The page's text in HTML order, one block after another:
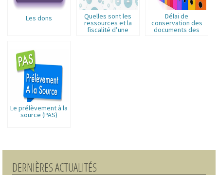
Les dons Quelles sont les
ressources et la
fiscalité d’une
Délai de
conservation des
documents des
Le prélèvement à la
source (PAS)
DERNIÈRES ACTUALITÉS